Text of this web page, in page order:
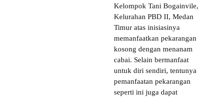
Kelompok Tani Bogainvile,
Kelurahan PBD II, Medan
Timur atas inisiasinya
memanfaatkan pekarangan
kosong dengan menanam
cabai. Selain bermanfaat
untuk diri sendiri, tentunya
pemanfaatan pekarangan
seperti ini juga dapat